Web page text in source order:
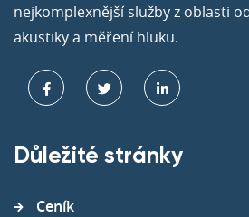
nejkomplexnější služby z oblasti
akustiky a měření hluku.
Důležité stránky
Ceník